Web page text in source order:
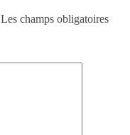
Les champs obligatoires